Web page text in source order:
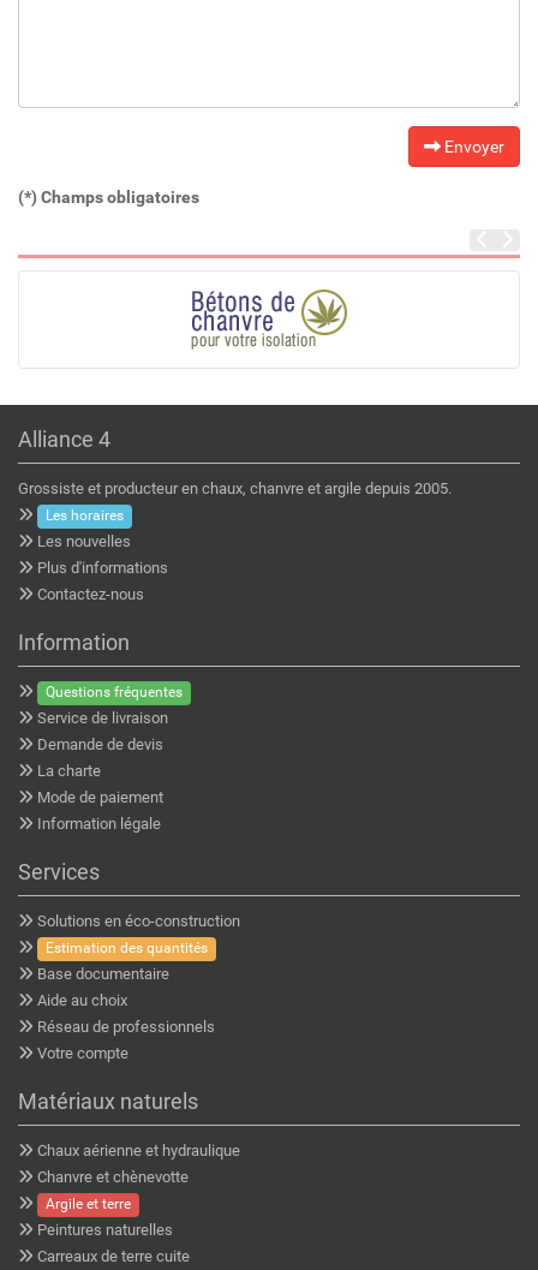
Envoyer
(*) Champs obligatoires
Alliance 4
Grossiste et producteur en chaux, chanvre et argile depuis 2005.
Les horaires
Les nouvelles
Plus d'informations
Contactez-nous
Information
Questions fréquentes
Service de livraison
Demande de devis
La charte
Mode de paiement
Information légale
Services
Solutions en éco-construction
Estimation des quantités
Base documentaire
Aide au choix
Réseau de professionnels
Votre compte
Matériaux naturels
Chaux aérienne et hydraulique
Chanvre et chènevotte
Argile et terre
Peintures naturelles
Carreaux de terre cuite